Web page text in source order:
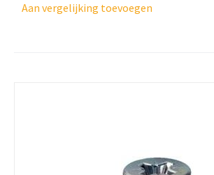
Aan vergelijking toevoegen